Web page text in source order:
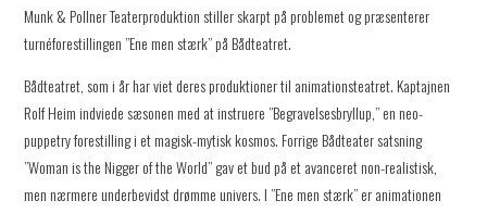
Munk & Pollner Teaterproduktion stiller skarpt på problemet og præsenterer
turnéforestillingen ”Ene men stærk” på Bådteatret.
Bådteatret, som i år har viet deres produktioner til animationsteatret. Kaptajnen
Rolf Heim indviede sæsonen med at instruere ”Begravelsesbryllup,” en neo-
puppetry forestilling i et magisk-mytisk kosmos. Forrige Bådteater satsning
”Woman is the Nigger of the World” gav et bud på et avanceret non-realistisk,
men nærmere underbevidst drømme univers. I ”Ene men stærk” er animationen